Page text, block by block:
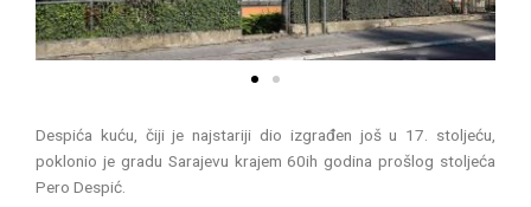
v
i
t
Despića kuću, čiji je najstariji dio izgrađen još u 17. stoljeću,
poklonio je gradu Sarajevu krajem 60ih godina prošlog stoljeća
Pero Despić.